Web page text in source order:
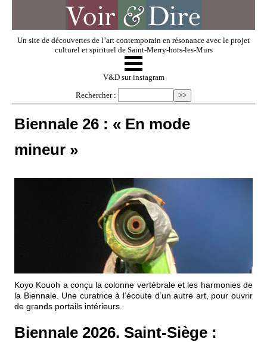
Un site de découvertes de l’art contemporain en résonance avec le projet
culturel et spirituel de Saint-Merry-hors-les-Murs
V & D
Regarder
Dossiers
Événements
☰
V&D sur instagram
Rechercher :
Biennale 26 : « En mode
mineur »
Koyo Kouoh a conçu la colonne vertébrale et les harmonies de
la Biennale. Une curatrice à l’écoute d’un autre art, pour ouvrir
de grands portails intérieurs.
Biennale 2026. Saint-Siège :